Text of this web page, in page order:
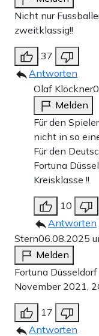
Nicht nur
zweitklassig!!
37
Antworten
Olaf Klöckner
Melden
Für den
nicht in so
Für den
Fortuna
Kreisklasse !!
10
Antworten
Stern06.08.2025
Melden
Fortuna
November 2021,
17
Antworten